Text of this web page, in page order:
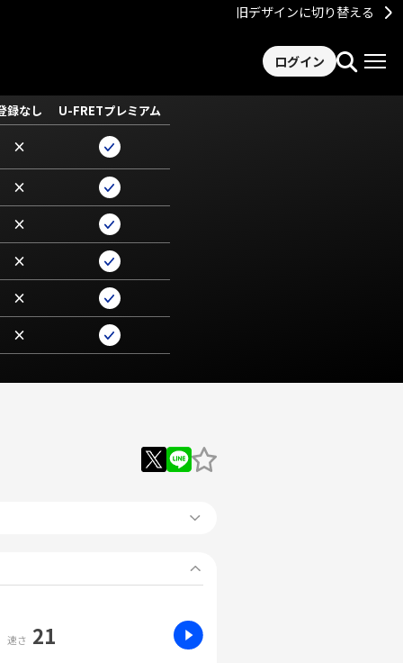
旧デザインに切り替える
ログイン
録なし U-FRETプレミアム
×
×
×
×
×
×
速さ 21